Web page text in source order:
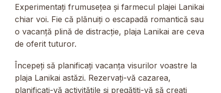
Experimentați frumusețea și farmecul plajei Lanikai
chiar voi. Fie că plănuiți o escapadă romantică sau
o vacanță plină de distracție, plaja Lanikai are ceva
de oferit tuturor.
Începeți să planificați vacanța visurilor voastre la
plaja Lanikai astăzi. Rezervați-vă cazarea,
planificați-vă activitățile și pregătiți-vă să creați